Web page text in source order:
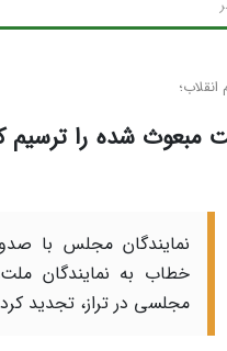
مبعوث شده را
نمایندگان مجلس با
خطاب به نمایندگان
مجلسی در تراز، تجدید